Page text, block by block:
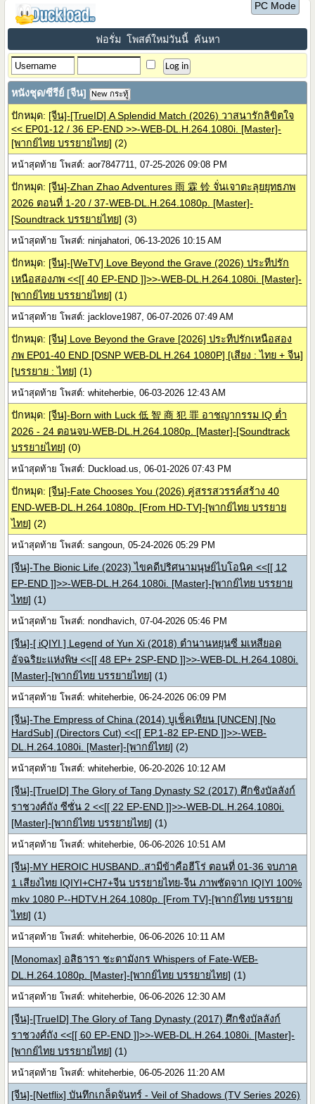
PC Mode
ฟอรั่ม โพสต์ใหม่วันนี้ ค้นหา
หนังชุด/ซีรีย์ [จีน] New กระทู้
ปักหมุด: [จีน]-[TrueID] A Splendid Match (2026) วาสนารักลิขิตใจ
<< EP01-12 / 36 EP-END >>-WEB-DL.H.264.1080i. [Master]-
[พากย์ไทย บรรยายไทย] (2)
หน้าสุดท้าย โพสต์: aor7847711, 07-25-2026 09:08 PM
ปักหมุด: [จีน]-Zhan Zhao Adventures 雨 霖 铃 จั่นเจาตะลุยยุทธภพ
2026 ตอนที่ 1-20 / 37-WEB-DL.H.264.1080p. [Master]-
[Soundtrack บรรยายไทย] (3)
หน้าสุดท้าย โพสต์: ninjahatori, 06-13-2026 10:15 AM
ปักหมุด: [จีน]-[WeTV] Love Beyond the Grave (2026) ประทีปรัก
เหนือสองภพ <<[[ 40 EP-END ]]>>-WEB-DL.H.264.1080i. [Master]-
[พากย์ไทย บรรยายไทย] (1)
หน้าสุดท้าย โพสต์: jacklove1987, 06-07-2026 07:49 AM
ปักหมุด: [จีน] Love Beyond the Grave [2026] ประทีปรักเหนือสอง
ภพ EP01-40 END [DSNP WEB-DL H.264 1080P] [เสียง : ไทย + จีน]
[บรรยาย : ไทย] (1)
หน้าสุดท้าย โพสต์: whiteherbie, 06-03-2026 12:43 AM
ปักหมุด: [จีน]-Born with Luck 低 智 商 犯 罪 อาชญากรรม IQ ต่ำ
2026 - 24 ตอนจบ-WEB-DL.H.264.1080p. [Master]-[Soundtrack
บรรยายไทย] (0)
หน้าสุดท้าย โพสต์: Duckload.us, 06-01-2026 07:43 PM
ปักหมุด: [จีน]-Fate Chooses You (2026) คู่สรรสวรรค์สร้าง 40
END-WEB-DL.H.264.1080p. [From HD-TV]-[พากย์ไทย บรรยาย
ไทย] (2)
หน้าสุดท้าย โพสต์: sangoun, 05-24-2026 05:29 PM
[จีน]-The Bionic Life (2023) ไขคดีปริศนามนุษย์ไบโอนิค <<[[ 12
EP-END ]]>>-WEB-DL.H.264.1080i. [Master]-[พากย์ไทย บรรยาย
ไทย] (1)
หน้าสุดท้าย โพสต์: nondhavich, 07-04-2026 05:46 PM
[จีน]-[ iQIYI ] Legend of Yun Xi (2018) ตำนานหยุนซี มเหสียอด
อัจฉริยะแห่งพิษ <<[[ 48 EP+ 2SP-END ]]>>-WEB-DL.H.264.1080i.
[Master]-[พากย์ไทย บรรยายไทย] (1)
หน้าสุดท้าย โพสต์: whiteherbie, 06-24-2026 06:09 PM
[จีน]-The Empress of China (2014) บูเช็คเทียน [UNCEN] [No
HardSub] (Directors Cut) <<[[ EP.1-82 EP-END ]]>>-WEB-
DL.H.264.1080i. [Master]-[พากย์ไทย] (2)
หน้าสุดท้าย โพสต์: whiteherbie, 06-20-2026 10:12 AM
[จีน]-[TrueID] The Glory of Tang Dynasty S2 (2017) ศึกชิงบัลลังก์
ราชวงศ์ถัง ซีซั่น 2 <<[[ 22 EP-END ]]>>-WEB-DL.H.264.1080i.
[Master]-[พากย์ไทย บรรยายไทย] (1)
หน้าสุดท้าย โพสต์: whiteherbie, 06-06-2026 10:51 AM
[จีน]-MY HEROIC HUSBAND..สามีข้าคือฮีโร่ ตอนที่ 01-36 จบภาค
1 เสียงไทย IQIYI+CH7+จีน บรรยายไทย-จีน ภาพชัดจาก IQIYI 100%
mkv 1080 P--HDTV.H.264.1080p. [From TV]-[พากย์ไทย บรรยาย
ไทย] (1)
หน้าสุดท้าย โพสต์: whiteherbie, 06-06-2026 10:11 AM
[Monomax] อสิธารา ชะตามังกร Whispers of Fate-WEB-
DL.H.264.1080p. [Master]-[พากย์ไทย บรรยายไทย] (1)
หน้าสุดท้าย โพสต์: whiteherbie, 06-06-2026 12:30 AM
[จีน]-[TrueID] The Glory of Tang Dynasty (2017) ศึกชิงบัลลังก์
ราชวงศ์ถัง <<[[ 60 EP-END ]]>>-WEB-DL.H.264.1080i. [Master]-
[พากย์ไทย บรรยายไทย] (1)
หน้าสุดท้าย โพสต์: whiteherbie, 06-05-2026 11:20 AM
[จีน]-[Netflix] บันทึกเกล็ดจันทร์ - Veil of Shadows (TV Series 2026)